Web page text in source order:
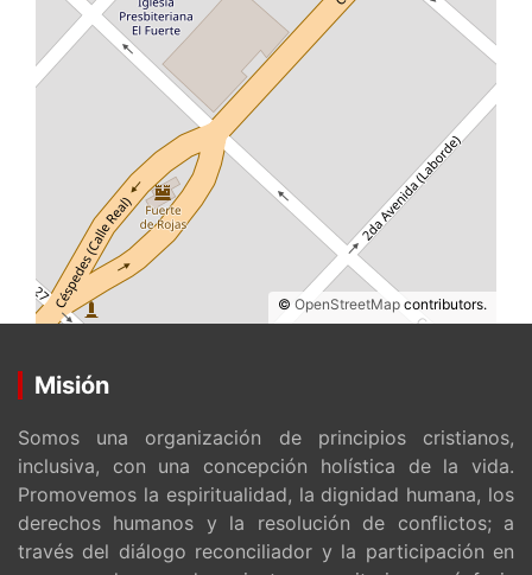
© OpenStreetMap contributors.
Misión
Somos una organización de principios cristianos,
inclusiva, con una concepción holística de la vida.
Promovemos la espiritualidad, la dignidad humana, los
derechos humanos y la resolución de conflictos; a
través del diálogo reconciliador y la participación en